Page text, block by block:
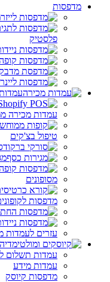
מדפסות
פלסטיק
עמדות מכירה
טיפול בצ'קים
מסופונים
מדפסות
עזרים לעמדות
עמדות תשלום
עמדות מידע
מדפסות קיוסק